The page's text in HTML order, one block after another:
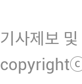
기사제보
copyrightⓒ